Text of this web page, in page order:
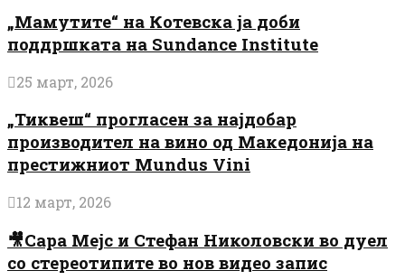
„Мамутите“ на Котевска ја доби
поддршката на Sundance Institute
25 март, 2026
„Тиквеш“ прогласен за најдобар
производител на вино од Македонија на
престижниот Mundus Vini
12 март, 2026
🎥Сара Мејс и Стефан Николовски во дуел
со стереотипите во нов видео запис